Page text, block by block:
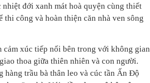
đới xanh mát hoà quyện cùng thiết
công và hoàn thiện căn nhà ven sông
cảm xúc tiếp nối bên trong với không gian
thoa giữa thiên nhiên và con người.
hàng trầu bà thân leo và cúc tần Ấn Độ